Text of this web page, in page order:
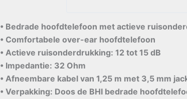
• Bedrade hoofdtelefoon met actieve
• Comfortabele over-ear hoofdtelefoon
• Actieve ruisonderdrukking: 12 tot 15 dB
• Impedantie: 32 Ohm
• Afneembare kabel van 1,25 m met 3,5 mm
• Verpakking: Doos de BHI bedrade